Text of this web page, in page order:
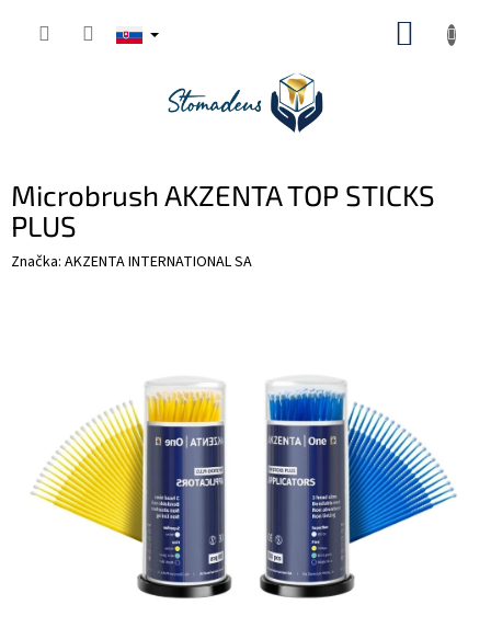
Microbrush AKZENTA TOP STICKS
PLUS
Značka: AKZENTA INTERNATIONAL SA